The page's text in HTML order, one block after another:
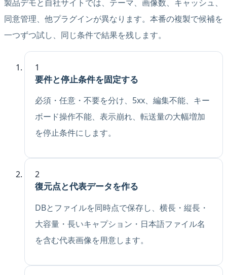
製品デモと自社サイトでは、テーマ、画像数、キャッシュ、
同意管理、他プラグインが異なります。本番の複製で候補を
一つずつ試し、同じ条件で結果を残します。
1
要件と停止条件を固定する
必須・任意・不要を分け、5xx、編集不能、キー
ボード操作不能、表示崩れ、転送量の大幅増加
を停止条件にします。
2
復元点と代表データを作る
DBとファイルを同時点で保存し、横長・縦長・
大容量・長いキャプション・日本語ファイル名
を含む代表画像を用意します。